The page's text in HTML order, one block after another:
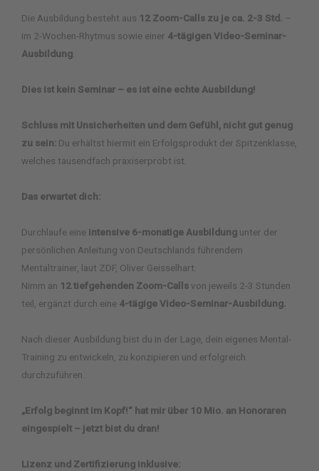
Die Ausbildung besteht aus 12 Zoom-Calls zu je ca. 2-3 Std. –
im 2-Wochen-Rhytmus sowie einer 4-tägigen Video-Seminar-
Ausbildung.
Dies ist kein Seminar – es ist eine echte Ausbildung!
Schluss mit Unsicherheiten und dem Gefühl, nicht gut genug
zu sein: Du erhältst hiermit ein Erfolgsprodukt der Spitzenklasse,
welches tausendfach praxiserprobt ist.
Das erwartet dich:
Durchlaufe eine intensive 6-monatige Ausbildung unter der
persönlichen Anleitung von Deutschlands führendem
Mentaltrainer, laut ZDF, Oliver Geisselhart.
Nimm an 12 tiefgehenden Zoom-Calls von jeweils 2-3 Stunden
teil, ergänzt durch eine 4-tägige Video-Seminar-Ausbildung.
Nach dieser Ausbildung bist du in der Lage, dein eigenes Mental-
Training zu entwickeln, zu konzipieren und erfolgreich
durchzuführen.
„Erfolg beginnt im Kopf!“ hat mir über 10 Mio. an Honoraren
eingespielt – jetzt bist du dran!
Lizenz und Zertifizierung inklusive: